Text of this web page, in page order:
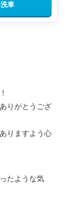
車
りがとうござ
りますよう心
たような気